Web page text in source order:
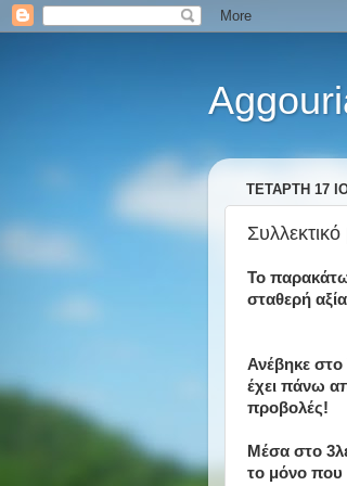
ΤΕΤΆΡΤΗ 17
Το παρακάτω
σταθερή
Ανέβηκε στο
έχει πάνω
προβολές!
Μέσα στο
το μόνο που